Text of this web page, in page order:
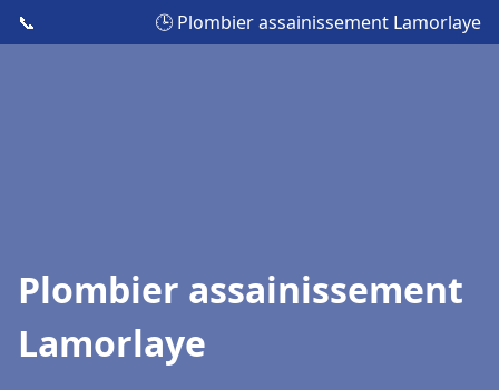
📞 🕒 Plombier assainissement Lamorlaye
Plombier assainissement
Lamorlaye